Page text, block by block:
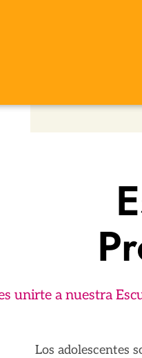
unirte a nuestra
Los adolescentes